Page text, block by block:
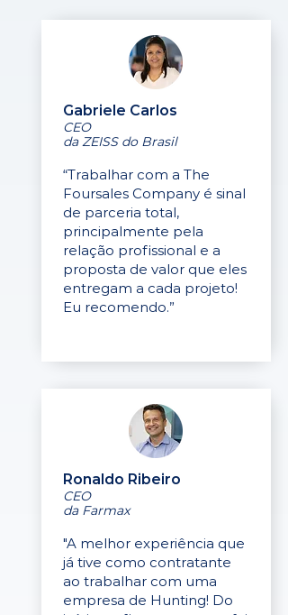
Gabriele Carlos
CEO
da ZEISS do Brasil
“Trabalhar com a The
Foursales Company é sinal
de parceria total,
principalmente pela
relação profissional e a
proposta de valor que eles
entregam a cada projeto!
Eu recomendo.”
Ronaldo Ribeiro
CEO
da Farmax
"A melhor experiência que
já tive como contratante
ao trabalhar com uma
empresa de Hunting! Do